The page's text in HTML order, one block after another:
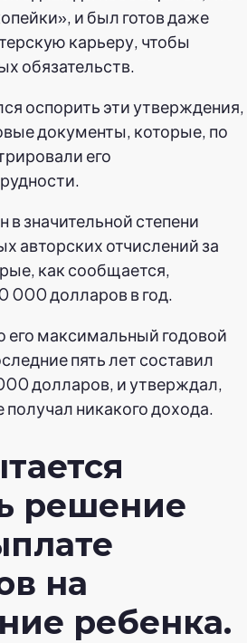
и был готов даже
карьеру, чтобы
обязательств.
оспорить эти утверждения,
документы, которые, по
его
в значительной степени
авторских отчислений за
как сообщается,
000 долларов в год.
его максимальный годовой
пять лет составил
долларов, и утверждал,
получал никакого дохода.
решение
на
ребенка.